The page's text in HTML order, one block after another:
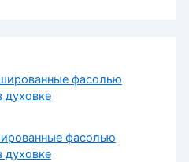
фасолью
духовке
фасолью
духовке